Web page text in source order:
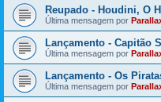
Reupado - Houdini, O
Última mensagem por
Lançamento - Capitão
Última mensagem por
Lançamento - Os
Última mensagem por